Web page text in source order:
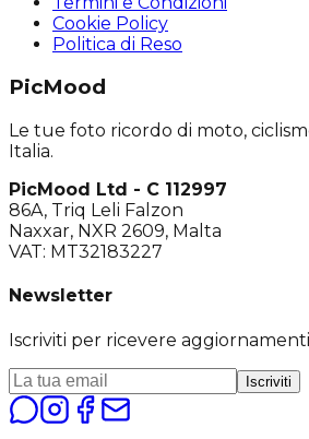
Cookie Policy
Politica di Reso
PicMood
Le tue foto ricordo di moto,
Italia.
PicMood Ltd - C 112997
86A, Triq Leli Falzon
Naxxar, NXR 2609, Malta
VAT: MT32183227
Newsletter
Iscriviti per ricevere
Iscriviti